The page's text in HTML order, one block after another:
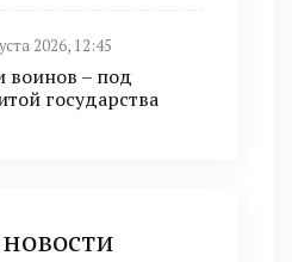
2026, 12:45
воинов – под
государства